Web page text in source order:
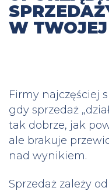
W
Firmy najczęściej
gdy sprzedaż
tak dobrze, jak
ale brakuje
nad wynikiem.
Sprzedaż zależy